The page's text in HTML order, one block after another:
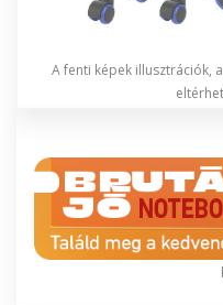
A fenti képek illusztrációk,